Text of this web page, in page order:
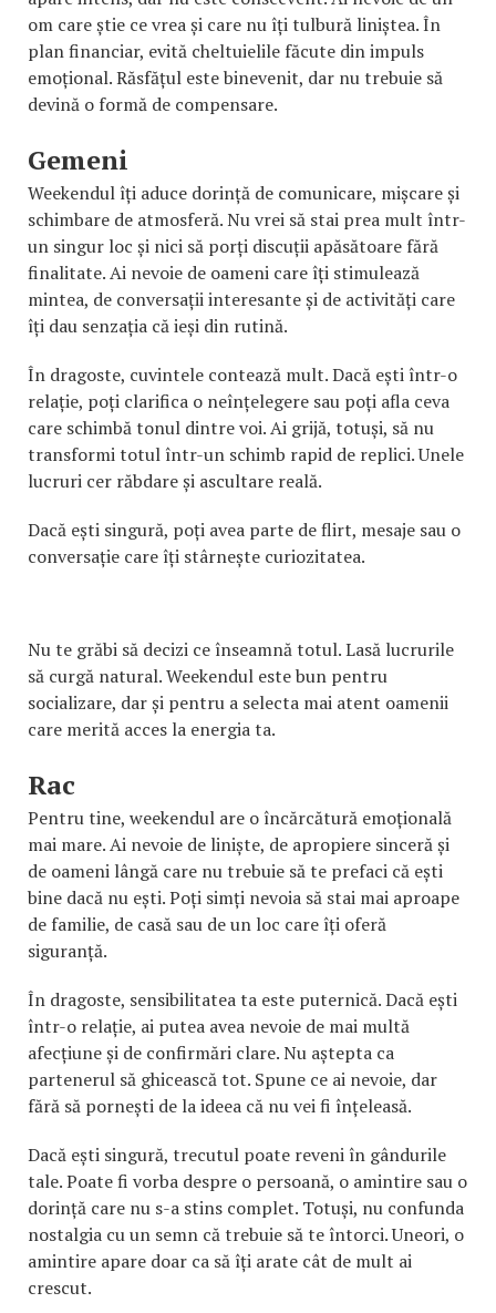
om care știe ce vrea și care nu îți tulbură liniștea. În
plan financiar, evită cheltuielile făcute din impuls
emoțional. Răsfățul este binevenit, dar nu trebuie să
devină o formă de compensare.
Gemeni
Weekendul îți aduce dorință de comunicare, mișcare și
schimbare de atmosferă. Nu vrei să stai prea mult într-
un singur loc și nici să porți discuții apăsătoare fără
finalitate. Ai nevoie de oameni care îți stimulează
mintea, de conversații interesante și de activități care
îți dau senzația că ieși din rutină.
În dragoste, cuvintele contează mult. Dacă ești într-o
relație, poți clarifica o neînțelegere sau poți afla ceva
care schimbă tonul dintre voi. Ai grijă, totuși, să nu
transformi totul într-un schimb rapid de replici. Unele
lucruri cer răbdare și ascultare reală.
Dacă ești singură, poți avea parte de flirt, mesaje sau o
conversație care îți stârnește curiozitatea.
Nu te grăbi să decizi ce înseamnă totul. Lasă lucrurile
să curgă natural. Weekendul este bun pentru
socializare, dar și pentru a selecta mai atent oamenii
care merită acces la energia ta.
Rac
Pentru tine, weekendul are o încărcătură emoțională
mai mare. Ai nevoie de liniște, de apropiere sinceră și
de oameni lângă care nu trebuie să te prefaci că ești
bine dacă nu ești. Poți simți nevoia să stai mai aproape
de familie, de casă sau de un loc care îți oferă
siguranță.
În dragoste, sensibilitatea ta este puternică. Dacă ești
într-o relație, ai putea avea nevoie de mai multă
afecțiune și de confirmări clare. Nu aștepta ca
partenerul să ghicească tot. Spune ce ai nevoie, dar
fără să pornești de la ideea că nu vei fi înțeleasă.
Dacă ești singură, trecutul poate reveni în gândurile
tale. Poate fi vorba despre o persoană, o amintire sau o
dorință care nu s-a stins complet. Totuși, nu confunda
nostalgia cu un semn că trebuie să te întorci. Uneori, o
amintire apare doar ca să îți arate cât de mult ai
crescut.